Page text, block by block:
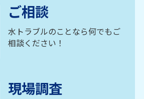
ご相談
水トラブルのことなら何でもご
相談ください！
現場調査